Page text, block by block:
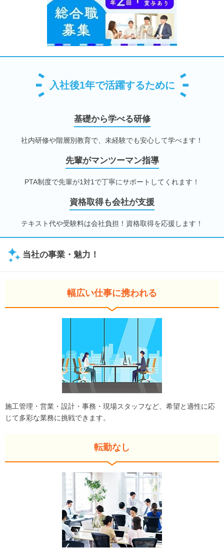
入社後1年で活躍するために
基礎から学べる研修
社内研修や階層別教育で、未経験でも安心して学べます！
先輩がマンツーマン指導
PTA制度で先輩が1対1で丁寧にサポートしてくれます！
資格取得も会社が支援
テキスト代や受験料は会社負担！資格取得を応援します！
当社の事業・魅力！
幅広い仕事に携われる
施工管理・営業・設計・事務・現場スタッフなど、希望と適性に応
じて多彩な業務に挑戦できます。
転勤なし